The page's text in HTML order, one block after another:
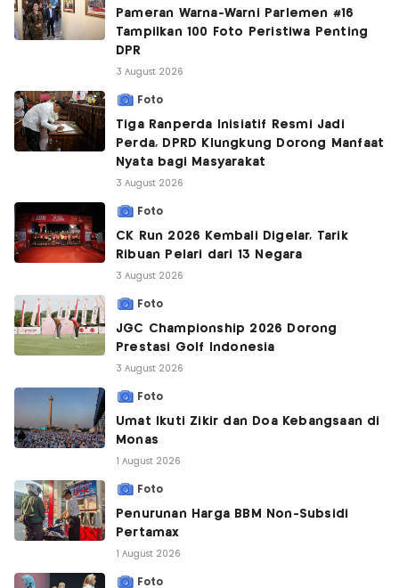
Pameran Warna-Warni Parlemen #16
Tampilkan 100 Foto Peristiwa Penting
DPR
3 August 2026
Foto
Tiga Ranperda Inisiatif Resmi Jadi
Perda, DPRD Klungkung Dorong Manfaat
Nyata bagi Masyarakat
3 August 2026
Foto
CK Run 2026 Kembali Digelar, Tarik
Ribuan Pelari dari 13 Negara
3 August 2026
Foto
JGC Championship 2026 Dorong
Prestasi Golf Indonesia
3 August 2026
Foto
Umat Ikuti Zikir dan Doa Kebangsaan di
Monas
1 August 2026
Foto
Penurunan Harga BBM Non-Subsidi
Pertamax
1 August 2026
Foto